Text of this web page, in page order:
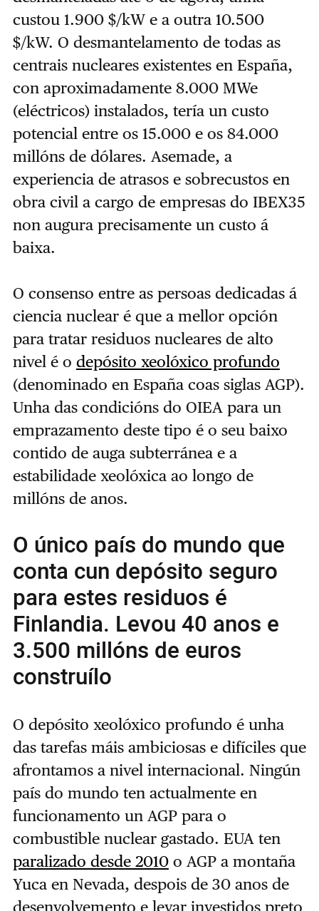
custou 1.900 $/kW e a outra 10.500
$/kW. O desmantelamento de todas as
centrais nucleares existentes en España,
con aproximadamente 8.000 MWe
(eléctricos) instalados, tería un custo
potencial entre os 15.000 e os 84.000
millóns de dólares. Asemade, a
experiencia de atrasos e sobrecustos en
obra civil a cargo de empresas do IBEX35
non augura precisamente un custo á
baixa.
O consenso entre as persoas dedicadas á
ciencia nuclear é que a mellor opción
para tratar residuos nucleares de alto
nivel é o depósito xeolóxico profundo
(denominado en España coas siglas AGP).
Unha das condicións do OIEA para un
emprazamento deste tipo é o seu baixo
contido de auga subterránea e a
estabilidade xeolóxica ao longo de
millóns de anos.
O único país do mundo que
conta cun depósito seguro
para estes residuos é
Finlandia. Levou 40 anos e
3.500 millóns de euros
construílo
O depósito xeolóxico profundo é unha
das tarefas máis ambiciosas e difíciles que
afrontamos a nivel internacional. Ningún
país do mundo ten actualmente en
funcionamento un AGP para o
combustible nuclear gastado. EUA ten
paralizado desde 2010o AGP a montaña
Yuca en Nevada, despois de 30 anos de
desenvolvemento e levar investidos preto